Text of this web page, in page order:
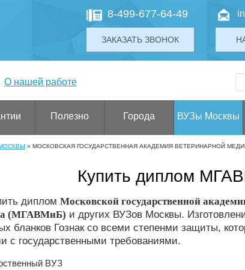
8-499-677-64-49
ЗАКАЗАТЬ ЗВОНОК
О нашей работе
Полезно Города ВУЗы Москвы
» МОСКОВСКАЯ ГОСУДАРСТВЕННАЯ АКАДЕМИЯ ВЕТЕРИНАРНОЙ
Купить диплом
диплом Московской государственной
(МГАВМиБ) и других ВУЗов Москвы.
бланков Гознак со всеми степенми защиты,
с государственными требованиями.
ВУЗ